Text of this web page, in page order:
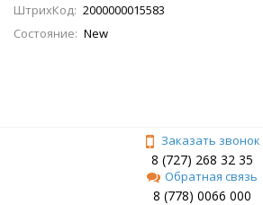
ШтрихКод: 2000000015583
Состояние: New
Заказать звонок
8 (727) 268 32 35
Обратная связь
8 (778) 0066 000